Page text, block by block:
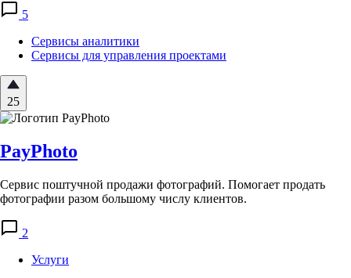
5
Сервисы аналитики
Сервисы для управления проектами
25
PayPhoto
Сервис поштучной продажи фотографий. Помогает продать
фотографии разом большому числу клиентов.
2
Услуги